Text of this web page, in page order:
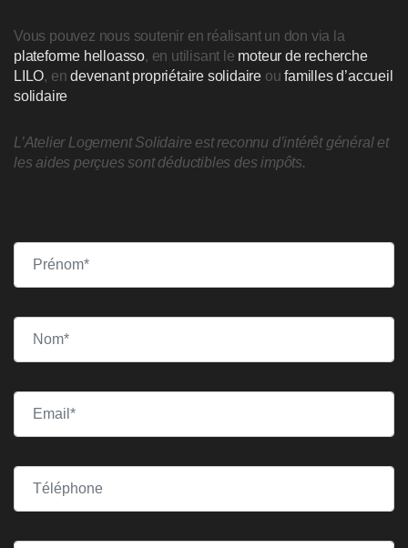
Vous pouvez nous soutenir en réalisant un don via la
plateforme helloasso, en utilisant le moteur de recherche
LILO, endevenant propriétaire solidaire oufamilles d’accueil
solidaire
L’Atelier Logement Solidaire est reconnu d’intérêt général et
les aides perçues sont déductibles des impôts.